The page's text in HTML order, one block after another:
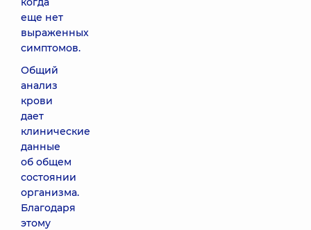
еще нет
выраженных
симптомов.
Общий
анализ
крови
дает
клинические
данные
об общем
состоянии
организма.
Благодаря
этому